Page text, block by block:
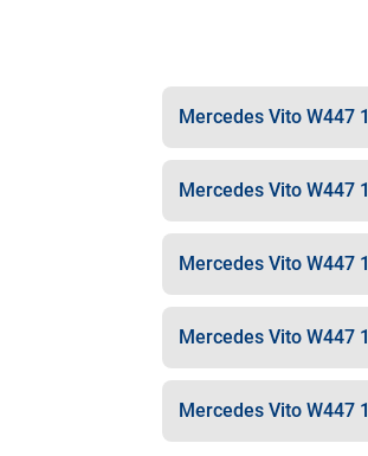
Mercedes Vito W447
Mercedes Vito W447
Mercedes Vito W447
Mercedes Vito W447
Mercedes Vito W447